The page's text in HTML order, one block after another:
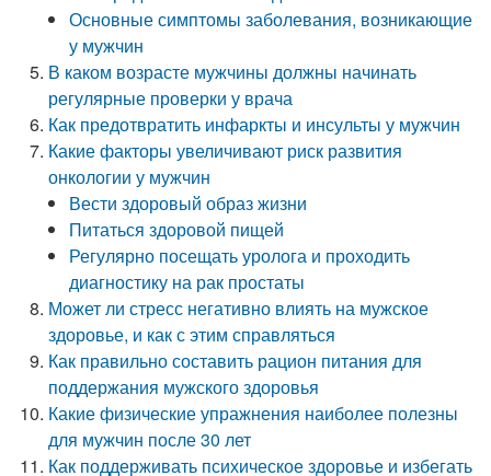
Основные симптомы заболевания, возникающие
у мужчин
В каком возрасте мужчины должны начинать
регулярные проверки у врача
Как предотвратить инфаркты и инсульты у мужчин
Какие факторы увеличивают риск развития
онкологии у мужчин
Вести здоровый образ жизни
Питаться здоровой пищей
Регулярно посещать уролога и проходить
диагностику на рак простаты
Может ли стресс негативно влиять на мужское
здоровье, и как с этим справляться
Как правильно составить рацион питания для
поддержания мужского здоровья
Какие физические упражнения наиболее полезны
для мужчин после 30 лет
Как поддерживать психическое здоровье и избегать